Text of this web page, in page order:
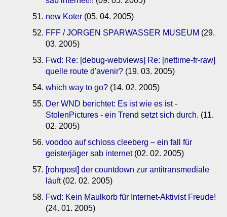
new Koter (05. 04. 2005)
FFF / JORGEN SPARWASSER MUSEUM (29.
03. 2005)
Fwd: Re: [debug-webviews] Re: [nettime-fr-raw]
quelle route d'avenir? (19. 03. 2005)
which way to go? (14. 02. 2005)
Der WND berichtet: Es ist wie es ist -
StolenPictures - ein Trend setzt sich durch. (11.
02. 2005)
voodoo auf schloss cleeberg – ein fall für
geisterjäger sab internet(02. 02. 2005)
[rohrpost] der countdown zur antitransmediale
läuft(02. 02. 2005)
Fwd: Kein Maulkorb für Internet-Aktivist Freude!
(24. 01. 2005)